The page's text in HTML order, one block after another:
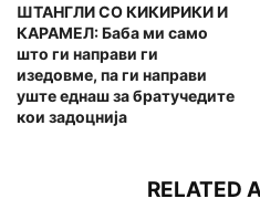
ШТАНГЛИ СО КИКИРИКИ И
КАРАМЕЛ: Баба ми само
што ги направи ги
изедовме, па ги направи
уште еднаш за братучедите
кои задоцнија
RELATED